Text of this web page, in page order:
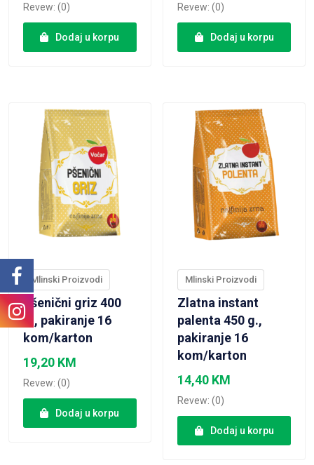
Revew: (0)
Dodaj u korpu
Revew: (0)
Dodaj u korpu
Mlinski Proizvodi
Pšenični griz 400
g., pakiranje 16
kom/karton
19,20 KM
Revew: (0)
Dodaj u korpu
Mlinski Proizvodi
Zlatna instant
palenta 450 g.,
pakiranje 16
kom/karton
14,40 KM
Revew: (0)
Dodaj u korpu